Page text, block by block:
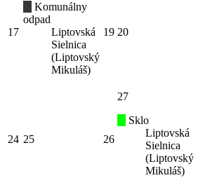
17
Komunálny
odpad
Liptovská
Sielnica
(Liptovský
Mikuláš)
19 20
24 25 26
27
Sklo
Liptovská
Sielnica
(Liptovský
Mikuláš)